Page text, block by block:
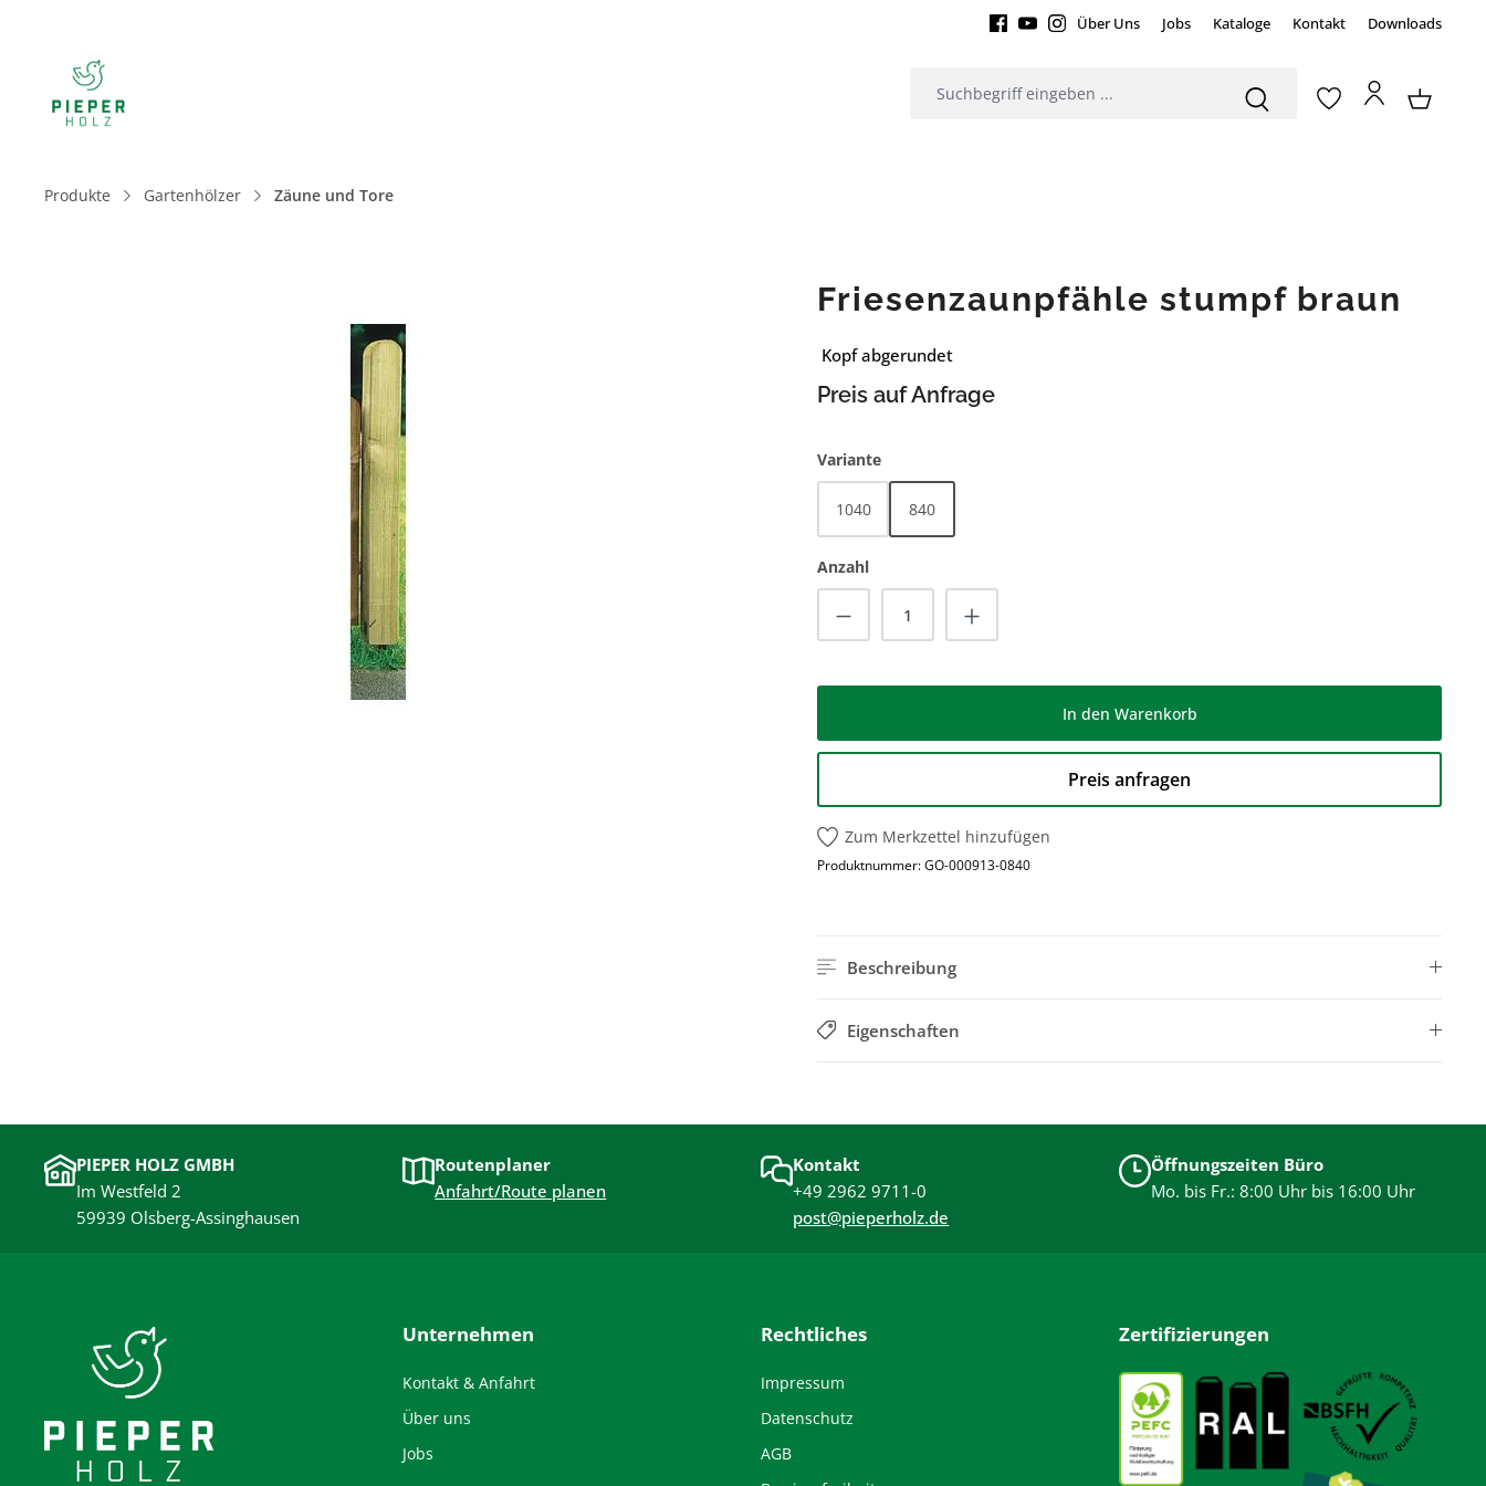
Über Uns Jobs Kataloge Kontakt Downloads
Produkte Gartenhölzer Zäune und Tore
Friesenzaunpfähle stumpf braun
Kopf abgerundet
Preis auf Anfrage
Varianteauswählen
1040 840
Anzahl
Produkt Anzahl: Gib den gewünschten Wert ein
In den Warenkorb
Preis anfragen
Zum Merkzettel hinzufügen
Produktnummer:GO-000913-0840
Beschreibung
Eigenschaften
PIEPER HOLZ GMBH
Im Westfeld 2
59939 Olsberg-Assinghausen
Routenplaner
Anfahrt/Route planen
Kontakt
+49 2962 9711-0
post@pieperholz.de
Öffnungszeiten Büro
Mo. bis Fr.: 8:00 Uhr bis 16:00 Uhr
Unternehmen
Kontakt & Anfahrt
Über uns
Jobs
Rechtliches
Impressum
Datenschutz
AGB
Zertifizierungen